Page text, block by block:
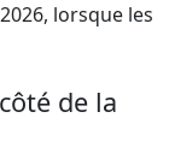
lorsque les
de la